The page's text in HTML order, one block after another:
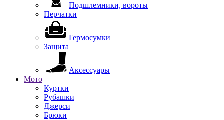
Подшлемники, вороты
Перчатки
Гермосумки
Защита
Аксессуары
Мото
Куртки
Рубашки
Джерси
Брюки